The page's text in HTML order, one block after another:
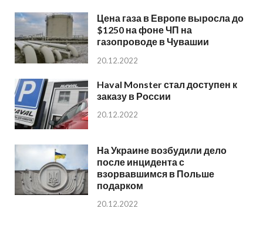
Цена газа в Европе выросла до
$1250 на фоне ЧП на
газопроводе в Чувашии
20.12.2022
Haval Monster стал доступен к
заказу в России
20.12.2022
На Украине возбудили дело
после инцидента с
взорвавшимся в Польше
подарком
20.12.2022